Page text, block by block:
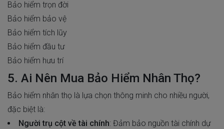
Bảo hiểm trọn đời
Bảo hiểm bảo vệ
Bảo hiểm tích lũy
Bảo hiểm đầu tư
Bảo hiểm hưu trí
5. Ai Nên Mua Bảo Hiểm Nhân Thọ?
Bảo hiểm nhân thọ là lựa chọn thông minh cho nhiều người,
đặc biệt là:
Người trụ cột về tài chính: Đảm bảo nguồn tài chính dự